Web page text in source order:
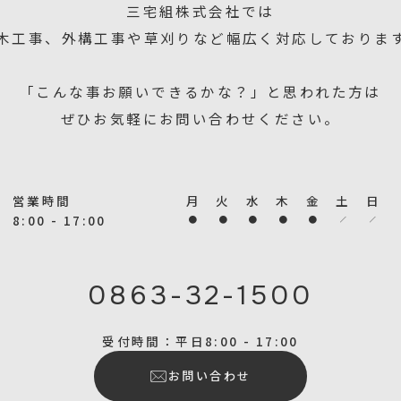
三宅組株式会社では
工事、外構工事や草刈りなど幅広く対応しておりま
「こんな事お願いできるかな？」と思われた方は
ぜひお気軽にお問い合わせください。
営業時間 月 火 水 木 金 土
日
8:00 - 17:00
0863-32-1500
受付時間：平日8:00 - 17:00
お問い合わせ